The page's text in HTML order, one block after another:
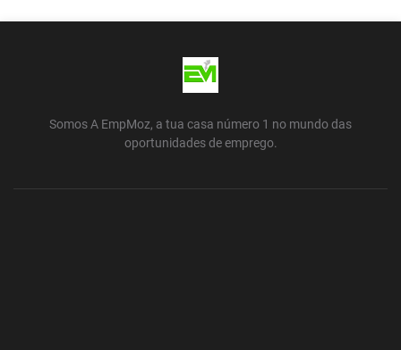
Somos A EmpMoz, a tua casa número 1 no mundo das
oportunidades de emprego.